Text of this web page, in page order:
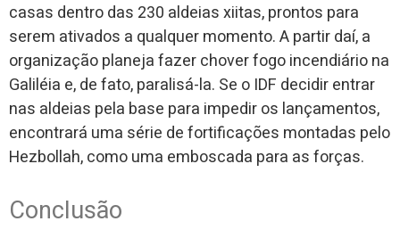
casas dentro das 230 aldeias xiitas, prontos para
serem ativados a qualquer momento. A partir daí, a
organização planeja fazer chover fogo incendiário na
Galiléia e, de fato, paralisá-la. Se o IDF decidir entrar
nas aldeias pela base para impedir os lançamentos,
encontrará uma série de fortificações montadas pelo
Hezbollah, como uma emboscada para as forças.
Conclusão